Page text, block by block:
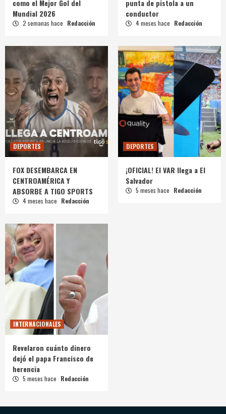
como el Mejor Gol del
Mundial 2026
2 semanas hace Redacción
punta de pistola a un
conductor
4 meses hace Redacción
DEPORTES
FOX DESEMBARCA EN
CENTROAMÉRICA Y
ABSORBE A TIGO SPORTS
4 meses hace Redacción
DEPORTES
¡OFICIAL! El VAR llega a El
Salvador
5 meses hace Redacción
INTERNACIONALES
Revelaron cuánto dinero
dejó el papa Francisco de
herencia
5 meses hace Redacción